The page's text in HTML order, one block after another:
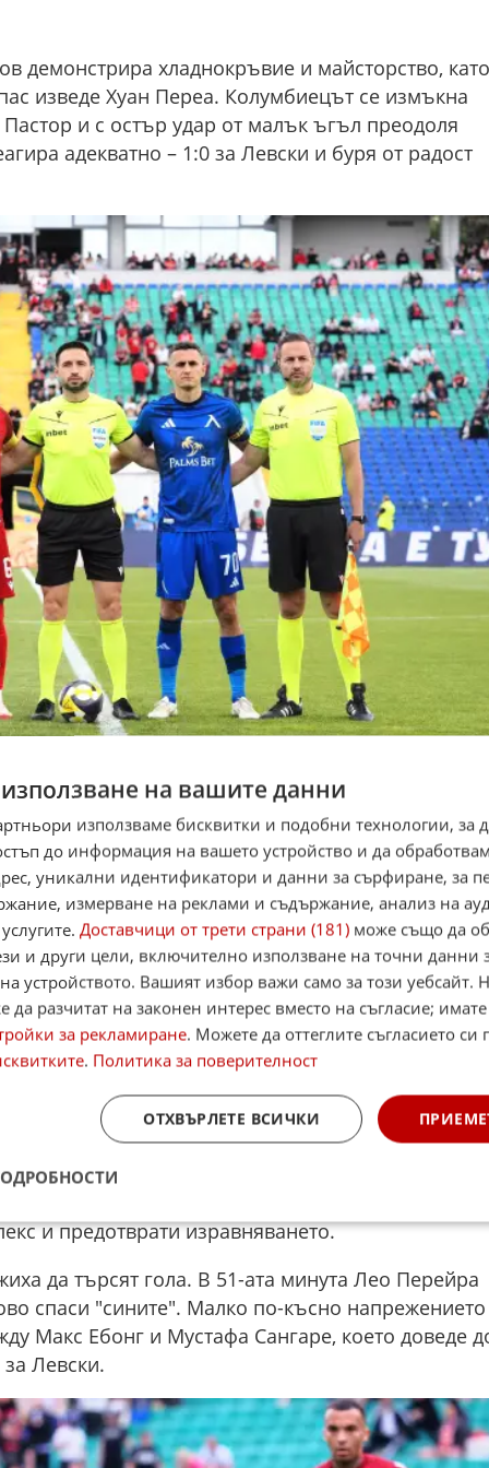
демонстрира хладнокръвие и майсторство, като
изведе Хуан Переа. Колумбиецът се измъкна
и с остър удар от малък ъгъл преодоля
адекватно – 1:0 за Левски и буря от радост
се покачи, след като Кристиан Макун влезе в
поле на Левски. Главният съдия Радослав
не бе отсъдена, а ВАР не се намеси. ЦСКА
и предотврати изравняването.
да търсят гола. В 51-ата минута Лео Перейра
спаси "сините". Малко по-късно напрежението
Макс Ебонг и Мустафа Сангаре, което доведе
Левски.
на вашите данни
използваме бисквитки и подобни технологии, за
до информация на вашето устройство и да
уникални идентификатори и данни за сърфиране, за
измерване на реклами и съдържание, анализ на
Доставчици от трети страни (181) може също да
и други цели, включително използване на точни данни
устройството. Вашият избор важи само за този уебсайт.
да разчитат на законен интерес вместо на съгласие;
за рекламиране. Можете да оттеглите съгласието си
. Политика за поверителност
ОТХВЪРЛЕТЕ ВСИЧКИ